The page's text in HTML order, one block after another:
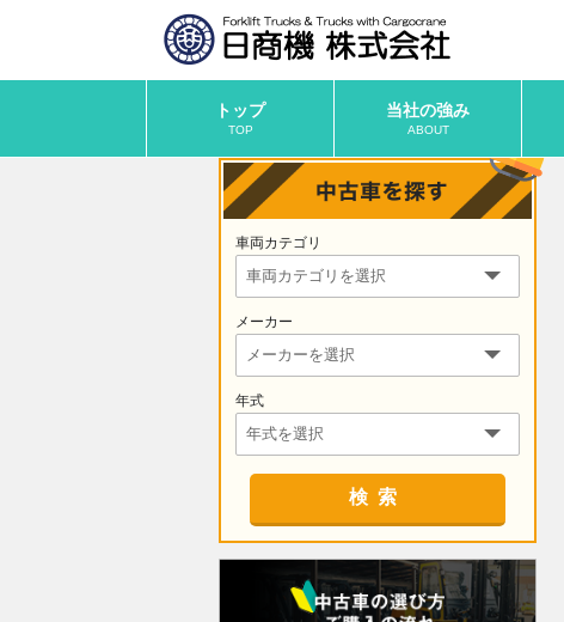
トップ
TOP
当社の強み
ABOUT
車両カテゴリ
メーカー
年式
検索